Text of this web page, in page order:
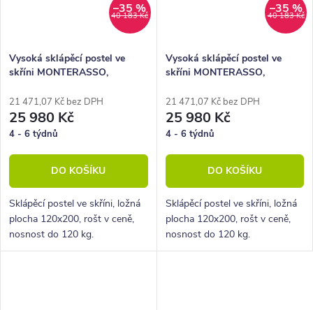
40 183 Kč
–35 %
Vysoká sklápěcí postel ve
skříni MONTERASSO,
21 471,07 Kč bez DPH
25 980 Kč
4 - 6 týdnů
DO KOŠÍKU
Sklápěcí postel ve skříni, ložná
plocha 120x200, rošt v ceně,
nosnost do 120 kg.
40 183 Kč
–35 %
Vysoká sklápěcí postel ve
skříni MONTERASSO,
21 471,07 Kč bez DPH
25 980 Kč
4 - 6 týdnů
DO KOŠÍKU
Sklápěcí postel ve skříni, ložná
plocha 120x200, rošt v ceně,
nosnost do 120 kg.